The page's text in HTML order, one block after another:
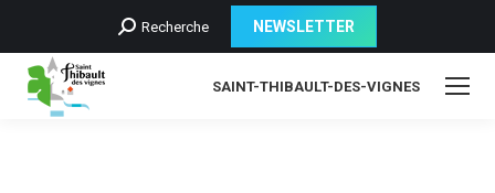
Recherche
Recherche NEWSLETTER
SAINT-THIBAULT-DES-VIGNES